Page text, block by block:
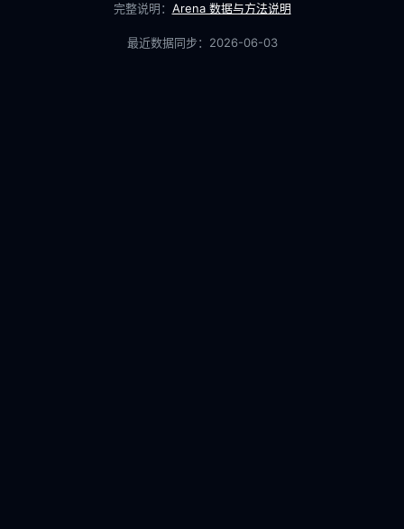
完整说明： Arena 数据与方法说明
最近数据同步： 2026-06-03